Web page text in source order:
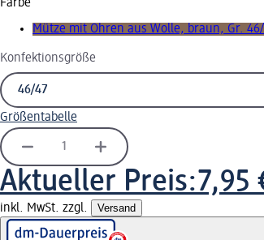
Farbe
Mütze mit Ohren aus Wolle, braun, Gr.
Konfektionsgröße
Größentabelle
Aktueller Preis:7,95
inkl. MwSt. zzgl. Versand